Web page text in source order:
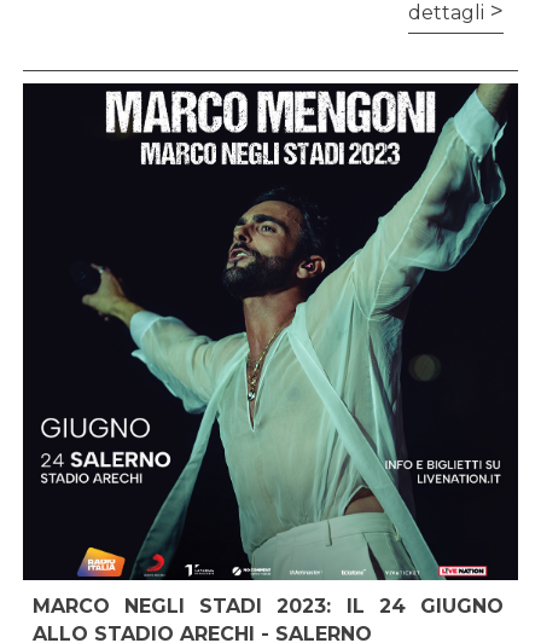
dettagli
MARCO NEGLI STADI 2023: IL 24 GIUGNO
ALLO STADIO ARECHI - SALERNO